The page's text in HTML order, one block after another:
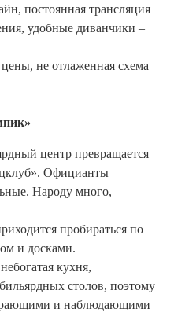
постоянная трансляция
удобные диванчики –
не отлаженная схема
центр превращается
Официанты
Народу много,
пробираться по
и досками.
кухня,
столов, поэтому
и наблюдающими